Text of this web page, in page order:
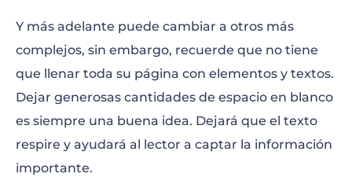
Y más adelante puede cambiar a otros más
complejos, sin embargo, recuerde que no tiene
que llenar toda su página con elementos y textos.
Dejar generosas cantidades de espacio en blanco
es siempre una buena idea. Dejará que el texto
respire y ayudará al lector a captar la información
importante.